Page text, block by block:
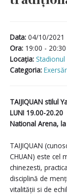
Data: 04/10/2021
Ora: 19:00 - 20:30
Locaţia:
Categoria:
TAIJIQUAN stilul
LUNI 19.00-20.20
National Arena,
TAIJIQUAN
CHUAN) este cel
chinezesti,
disciplină de
vitalității si de